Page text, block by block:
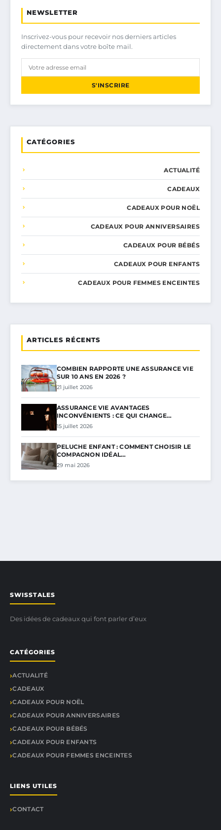
NEWSLETTER
Inscrivez-vous pour recevoir nos derniers articles
directement dans votre boîte mail.
S'INSCRIRE
CATÉGORIES
ACTUALITÉ
CADEAUX
CADEAUX POUR NOËL
CADEAUX POUR ANNIVERSAIRES
CADEAUX POUR BÉBÉS
CADEAUX POUR ENFANTS
CADEAUX POUR FEMMES ENCEINTES
ARTICLES RÉCENTS
COMBIEN RAPPORTE UNE ASSURANCE VIE
SUR 10 ANS EN 2026 ?
21 juillet 2026
ASSURANCE VIE AVANTAGES
INCONVÉNIENTS : CE QUI CHANGE…
15 juillet 2026
PELUCHE ENFANT : COMMENT CHOISIR LE
COMPAGNON IDÉAL…
29 mai 2026
SWISSTALES
Des idées de cadeaux qui font parler d’eux
CATÉGORIES
ACTUALITÉ
CADEAUX
CADEAUX POUR NOËL
CADEAUX POUR ANNIVERSAIRES
CADEAUX POUR BÉBÉS
CADEAUX POUR ENFANTS
CADEAUX POUR FEMMES ENCEINTES
LIENS UTILES
CONTACT